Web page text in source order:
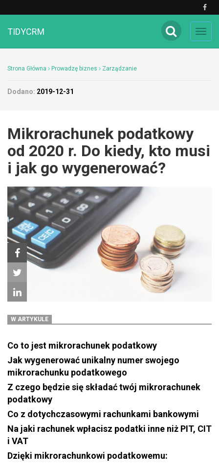
TIDYCRM
Strona Główna Prowadzę biznes Zarządzanie
Dodano: 2019-12-31
Mikrorachunek podatkowy
od 2020 r. Do kiedy, kto musi
i jak go wygenerować?
W ARTYKULE
Co to jest mikrorachunek podatkowy
Jak wygenerować unikalny numer swojego
mikrorachunku podatkowego
Z czego będzie się składać twój mikrorachunek
podatkowy
Co z dotychczasowymi rachunkami bankowymi
Na jaki rachunek wpłacisz podatki inne niż PIT, CIT
i VAT
Dzięki mikrorachunkowi podatkowemu: